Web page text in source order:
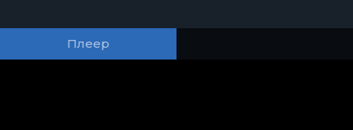
Плеер